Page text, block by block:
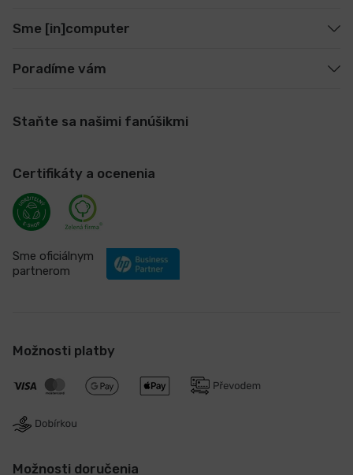
Sme [in]computer
Poradíme vám
Staňte sa našimi fanúšikmi
Certifikáty a ocenenia
Sme oficiálnym
partnerom
Možnosti platby
Možnosti doručenia